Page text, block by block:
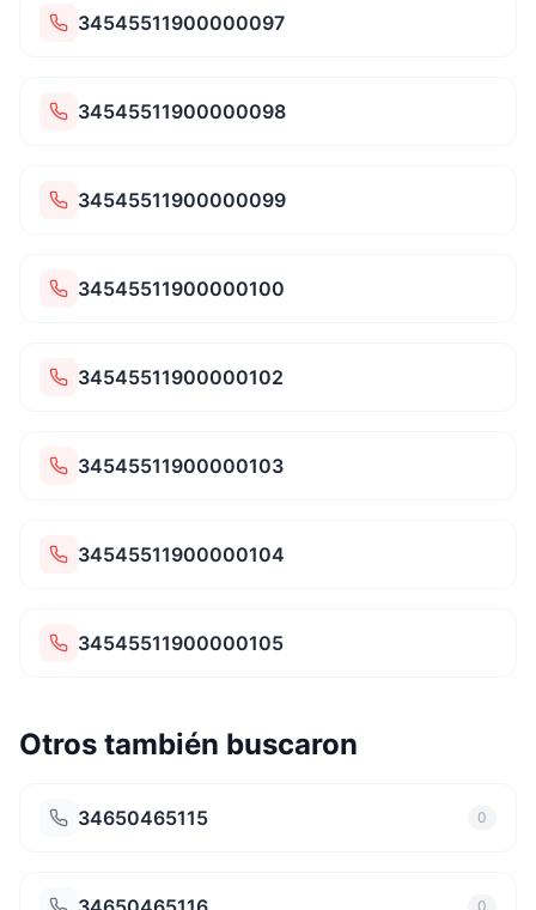
34545511900000097
34545511900000098
34545511900000099
34545511900000100
34545511900000102
34545511900000103
34545511900000104
34545511900000105
Otros también buscaron
34650465115 0
0